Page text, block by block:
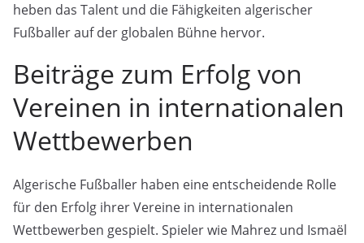
heben das Talent und die Fähigkeiten algerischer
Fußballer auf der globalen Bühne hervor.
Beiträge zum Erfolg von
Vereinen in internationalen
Wettbewerben
Algerische Fußballer haben eine entscheidende Rolle
für den Erfolg ihrer Vereine in internationalen
Wettbewerben gespielt. Spieler wie Mahrez und Ismaël